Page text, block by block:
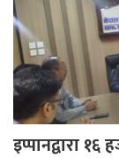
इप्पानद्वारा